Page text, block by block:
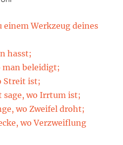
einem Werkzeug deines
hasst;
man beleidigt;
Streit ist;
sage, wo Irrtum ist;
wo Zweifel droht;
wo Verzweiflung